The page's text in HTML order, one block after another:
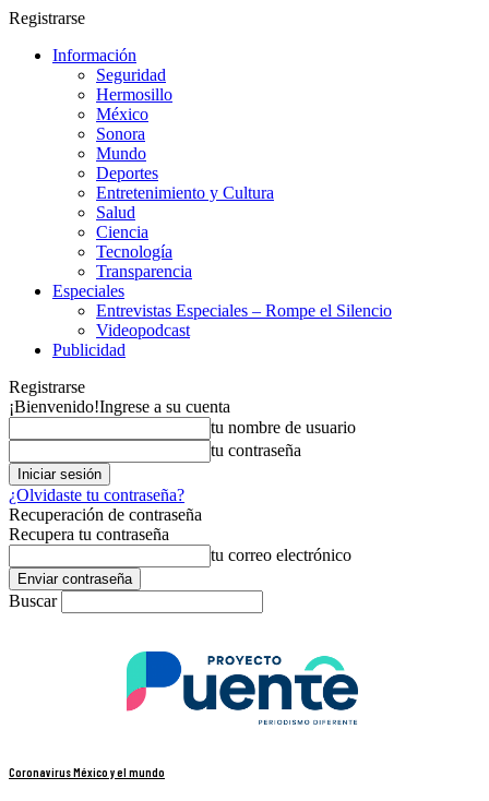
Registrarse
Información
Seguridad
Hermosillo
México
Sonora
Mundo
Deportes
Entretenimiento y Cultura
Salud
Ciencia
Tecnología
Transparencia
Especiales
Entrevistas Especiales – Rompe el Silencio
Videopodcast
Publicidad
Registrarse
¡Bienvenido!Ingrese a su cuenta
tu nombre de usuario
tu contraseña
¿Olvidaste tu contraseña?
Recuperación de contraseña
Recupera tu contraseña
tu correo electrónico
Buscar
Coronavirus México y el mundo